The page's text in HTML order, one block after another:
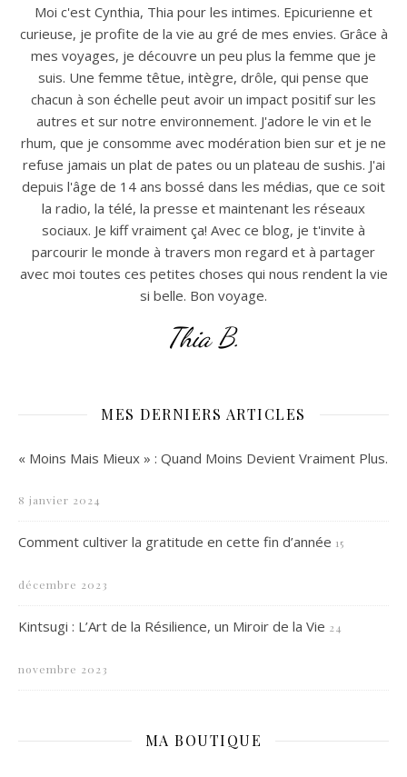
Moi c'est Cynthia, Thia pour les intimes. Epicurienne et
curieuse, je profite de la vie au gré de mes envies. Grâce à
mes voyages, je découvre un peu plus la femme que je
suis. Une femme têtue, intègre, drôle, qui pense que
chacun à son échelle peut avoir un impact positif sur les
autres et sur notre environnement. J'adore le vin et le
rhum, que je consomme avec modération bien sur et je ne
refuse jamais un plat de pates ou un plateau de sushis. J'ai
depuis l'âge de 14 ans bossé dans les médias, que ce soit
la radio, la télé, la presse et maintenant les réseaux
sociaux. Je kiff vraiment ça! Avec ce blog, je t'invite à
parcourir le monde à travers mon regard et à partager
avec moi toutes ces petites choses qui nous rendent la vie
si belle. Bon voyage.
Thia B.
MES DERNIERS ARTICLES
« Moins Mais Mieux » : Quand Moins Devient Vraiment Plus.
8 janvier 2024
Comment cultiver la gratitude en cette fin d’année 15
décembre 2023
Kintsugi : L’Art de la Résilience, un Miroir de la Vie 24
novembre 2023
MA BOUTIQUE